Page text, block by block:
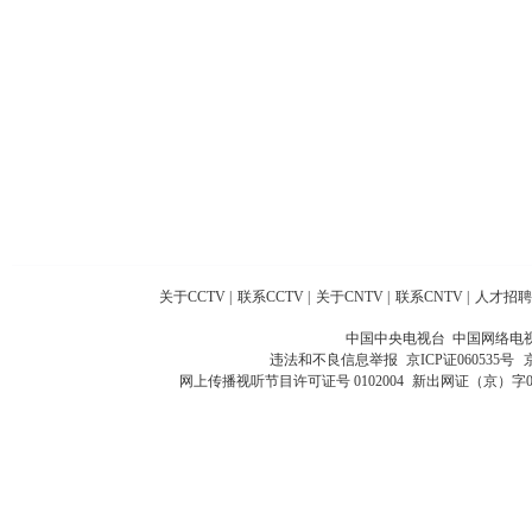
关于CCTV 联系CCTV 关于CNTV 联系CNTV 人才招聘
中国中央电视台 中国网络电
违法和不良信息举报 京ICP证060535号
网上传播视听节目许可证号 0102004 新出网证（京）